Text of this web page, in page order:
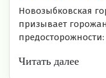
Новозыбковская
призывает
предосторожности:
Читать далее